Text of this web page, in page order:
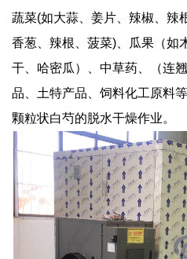
蔬菜(如大蒜、姜片、辣椒、辣
香葱、辣根、菠菜)、瓜果（如
干、哈密瓜）、中草药、（连
品、土特产品、饲料化工原料
颗粒状白芍的脱水干燥作业。